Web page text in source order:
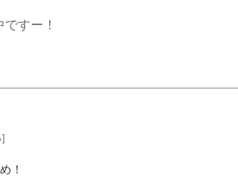
すー！
！